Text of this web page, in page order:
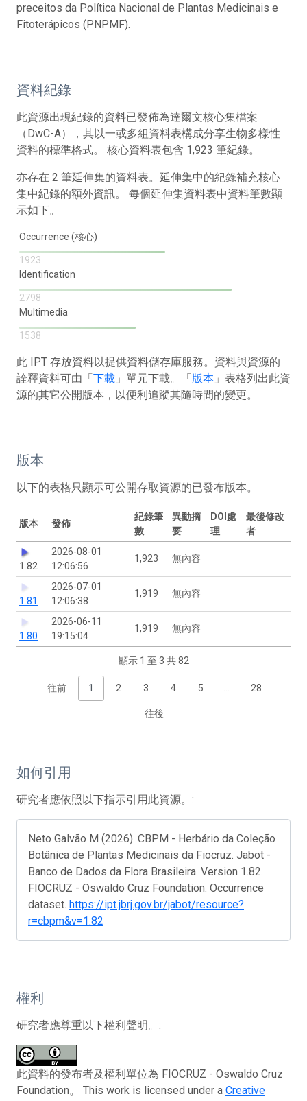
preceitos da Política Nacional de Plantas Medicinais e
Fitoterápicos (PNPMF).
資料紀錄
此資源出現紀錄的資料已發佈為達爾文核心集檔案
（DwC-A），其以一或多組資料表構成分享生物多樣性
資料的標準格式。 核心資料表包含 1,923 筆紀錄。
亦存在 2 筆延伸集的資料表。延伸集中的紀錄補充核心
集中紀錄的額外資訊。 每個延伸集資料表中資料筆數顯
示如下。
Occurrence (核心)
1923
Identification
2798
Multimedia
1538
此 IPT 存放資料以提供資料儲存庫服務。資料與資源的
詮釋資料可由「下載 」單元下載。「版本 」表格列出此資
源的其它公開版本，以便利追蹤其隨時間的變更。
版本
以下的表格只顯示可公開存取資源的已發布版本。
版本 發佈
紀錄筆
數
異動摘
要
DOI處
理
最後修改
者
1.82
2026-08-01
12:06:56
1,923 無內容
1.81
2026-07-01
12:06:38
1,919 無內容
1.80
2026-06-11
19:15:04
1,919 無內容
顯示 1 至 3 共 82
往前 1 2 3 4 5 28
往後
如何引用
研究者應依照以下指示引用此資源。:
Neto Galvão M (2026). CBPM - Herbário da Coleção
Botânica de Plantas Medicinais da Fiocruz. Jabot -
Banco de Dados da Flora Brasileira. Version 1.82.
FIOCRUZ - Oswaldo Cruz Foundation. Occurrence
dataset. https://ipt.jbrj.gov.br/jabot/resource?
r=cbpm&v=1.82
權利
研究者應尊重以下權利聲明。:
此資料的發布者及權利單位為 FIOCRUZ - Oswaldo Cruz
Foundation。 This work is licensed under a Creative